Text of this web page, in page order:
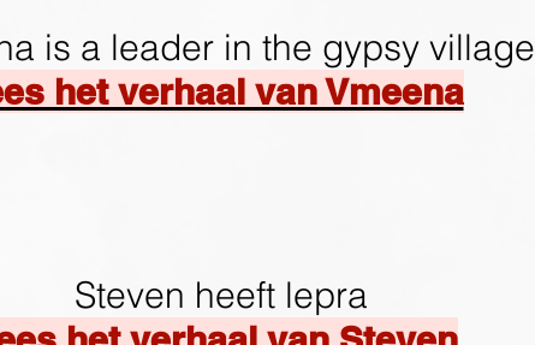
is a leader in the gypsy village
het verhaal van Vmeena
Steven heeft lepra